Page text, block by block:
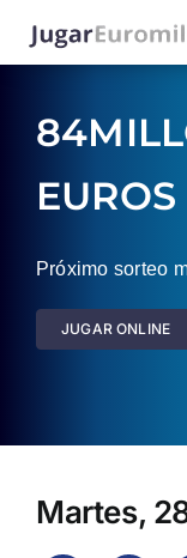
EUROS
Próximo sorteo
JUGAR ONLINE
Martes,